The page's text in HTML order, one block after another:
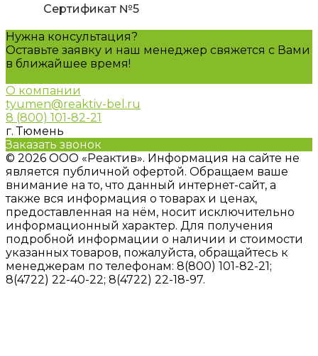
Сертификат №5
Нужна консультация?
Оставьте заявку и наш менеджер свяжется с Вами
в ближайшее время!
О компании
tyumen@reaktiv-bel.ru
8 (800) 101-82-21
г. Тюмень
Заказать звонок
© 2026 ООО «Реактив». Информация на сайте не
является публичной офертой. Обращаем ваше
внимание на то, что данный интернет-сайт, а
также вся информация о товарах и ценах,
предоставленная на нём, носит исключительно
информационный характер. Для получения
подробной информации о наличии и стоимости
указанных товаров, пожалуйста, обращайтесь к
менеджерам по телефонам: 8(800) 101-82-21;
8(4722) 22-40-22; 8(4722) 22-18-97.